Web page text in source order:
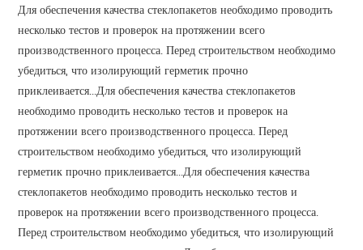
Для обеспечения качества стеклопакетов необходимо проводить
несколько тестов и проверок на протяжении всего
производственного процесса. Перед строительством необходимо
убедиться, что изолирующий герметик прочно
приклеивается...Для обеспечения качества стеклопакетов
необходимо проводить несколько тестов и проверок на
протяжении всего производственного процесса. Перед
строительством необходимо убедиться, что изолирующий
герметик прочно приклеивается...Для обеспечения качества
стеклопакетов необходимо проводить несколько тестов и
проверок на протяжении всего производственного процесса.
Перед строительством необходимо убедиться, что изолирующий